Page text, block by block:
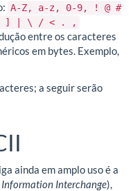
A-Z, a-z, 0-9, ! @ #
[ ] | \ / < . ,
entre os caracteres
em bytes. Exemplo,
a seguir serão
ainda em amplo uso é a
Interchange),